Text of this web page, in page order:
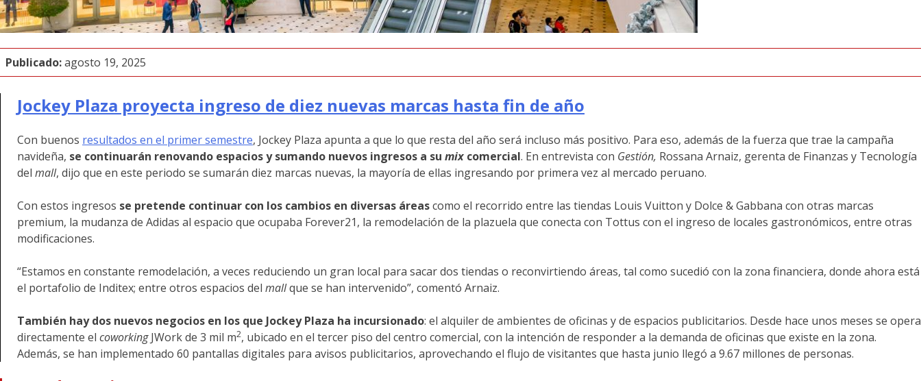
Publicado:agosto 19, 2025
Jockey Plaza proyecta ingreso de diez nuevas marcas hasta fin de año
Con buenos resultados en el primer semestre, Jockey Plaza apunta a que lo que resta del año será incluso más positivo. Para eso, además de la fuerza que trae la campaña
navideña, se continuarán renovando espacios y sumando nuevos ingresos a su mix comercial. En entrevista con Gestión, Rossana Arnaiz, gerenta de Finanzas y Tecnología
del mall, dijo que en este periodo se sumarán diez marcas nuevas, la mayoría de ellas ingresando por primera vez al mercado peruano.
Con estos ingresos se pretende continuar con los cambios en diversas áreascomo el recorrido entre las tiendas Louis Vuitton y Dolce & Gabbana con otras marcas
premium, la mudanza de Adidas al espacio que ocupaba Forever21, la remodelación de la plazuela que conecta con Tottus con el ingreso de locales gastronómicos, entre otras
modificaciones.
“Estamos en constante remodelación, a veces reduciendo un gran local para sacar dos tiendas o reconvirtiendo áreas, tal como sucedió con la zona financiera, donde ahora está
el portafolio de Inditex; entre otros espacios del mallque se han intervenido”, comentó Arnaiz.
También hay dos nuevos negocios en los que Jockey Plaza ha incursionado: el alquiler de ambientes de oficinas y de espacios publicitarios. Desde hace unos meses se opera
directamente el coworkingJWork de 3 mil m2, ubicado en el tercer piso del centro comercial, con la intención de responder a la demanda de oficinas que existe en la zona.
Además, se han implementado 60 pantallas digitales para avisos publicitarios, aprovechando el flujo de visitantes que hasta junio llegó a 9.67 millones de personas.